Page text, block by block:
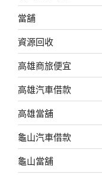
當舖
資源回收
高雄商旅便宜
高雄汽車借款
高雄當舖
龜山汽車借款
龜山當舖